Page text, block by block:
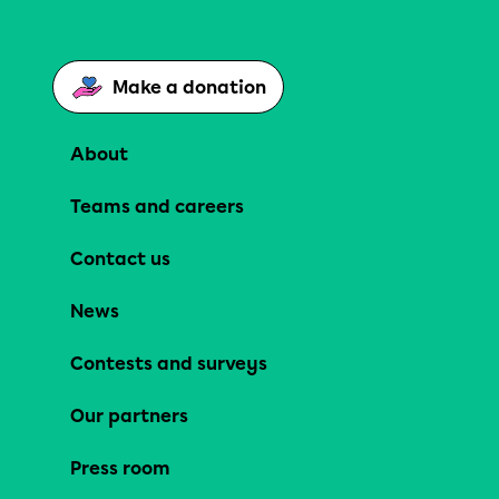
Make a donation
About
Teams and careers
Contact us
News
Contests and surveys
Our partners
Press room